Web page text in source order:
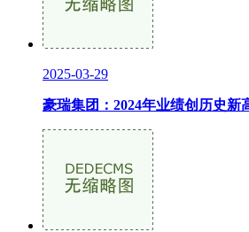
2025-03-29
豪瑞集团：2024年业绩创历史新